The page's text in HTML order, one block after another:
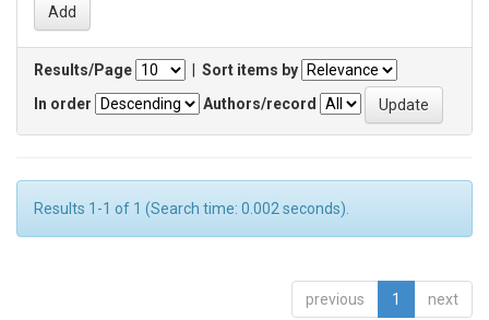
Results/Page
Sort items by
In order
Authors/record
Results 1-1 of 1 (Search time: 0.002 seconds).
previous 1 next